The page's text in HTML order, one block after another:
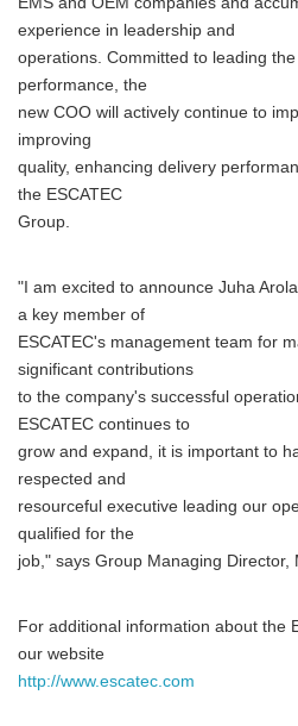
experience in leadership and
operations. Committed to leading
performance, the
new COO will actively continue to
improving
quality, enhancing delivery
the ESCATEC
Group.
"I am excited to announce Juha
a key member of
ESCATEC's management team for
significant contributions
to the company's successful
ESCATEC continues to
grow and expand, it is important to
respected and
resourceful executive leading our
qualified for the
job," says Group Managing Director,
For additional information about the
our website
http://www.escatec.com